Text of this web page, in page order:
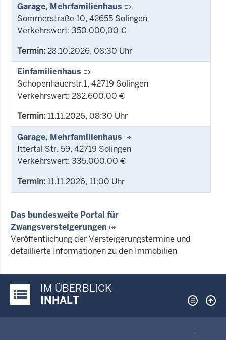
Garage, Mehrfamilienhaus
Sommerstraße 10, 42655 Solingen
Verkehrswert: 350.000,00 €
Termin:28.10.2026, 08:30 Uhr
Einfamilienhaus
Schopenhauerstr.1, 42719 Solingen
Verkehrswert: 282.600,00 €
Termin:11.11.2026, 08:30 Uhr
Garage, Mehrfamilienhaus
Ittertal Str. 59, 42719 Solingen
Verkehrswert: 335.000,00 €
Termin:11.11.2026, 11:00 Uhr
Das bundesweite Portal für
Zwangsversteigerungen
Veröffentlichung der Versteigerungstermine und
detaillierte Informationen zu den Immobilien
Justiz-Portal im Überblick:
IM ÜBERBLICK
INHALT